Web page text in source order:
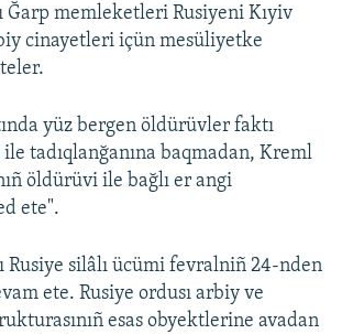
Ğarp memleketleri Rusiyeni Kıyiv
cinayetleri içün mesüliyetke
yüz bergen öldürüvler faktı
tadıqlanğanına baqmadan, Kreml
öldürüvi ile bağlı er angi
ete".
Rusiye silâlı ücümi fevralniñ 24-nden
ete. Rusiye ordusı arbiy ve
esas obyektlerine avadan